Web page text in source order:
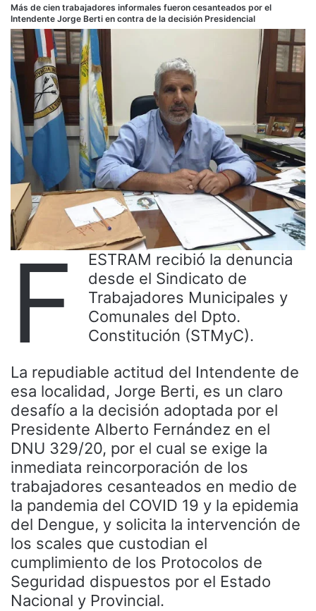
Más de cien trabajadores informales fueron cesanteados por el
Intendente Jorge Berti en contra de la decisión Presidencial
F
ESTRAM recibió la denuncia
desde el Sindicato de
Trabajadores Municipales y
Comunales del Dpto.
Constitución (STMyC).
La repudiable actitud del Intendente de
esa localidad, Jorge Berti, es un claro
desafío a la decisión adoptada por el
Presidente Alberto Fernández en el
DNU 329/20, por el cual se exige la
inmediata reincorporación de los
trabajadores cesanteados en medio de
la pandemia del COVID 19 y la epidemia
del Dengue, y solicita la intervención de
los scales que custodian el
cumplimiento de los Protocolos de
Seguridad dispuestos por el Estado
Nacional y Provincial.